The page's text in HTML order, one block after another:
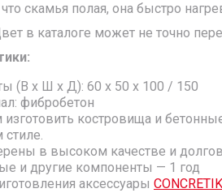
что скамья полая, она быстро
в каталоге может не точно
(В х Ш х Д): 60 x 50 x 100 / 150
фибробетон
костровища и
в высоком качестве и
и другие компоненты — 1 год
аксессуары